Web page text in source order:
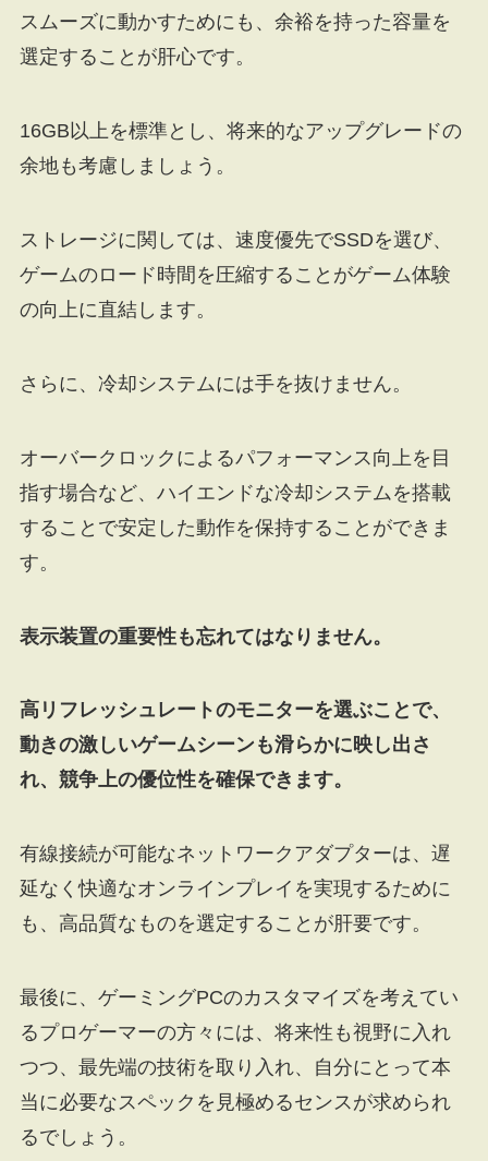
スムーズに動かすためにも、余裕を持った容量を
選定することが肝心です。
16GB以上を標準とし、将来的なアップグレードの
余地も考慮しましょう。
ストレージに関しては、速度優先でSSDを選び、
ゲームのロード時間を圧縮することがゲーム体験
の向上に直結します。
さらに、冷却システムには手を抜けません。
オーバークロックによるパフォーマンス向上を目
指す場合など、ハイエンドな冷却システムを搭載
することで安定した動作を保持することができま
す。
表示装置の重要性も忘れてはなりません。
高リフレッシュレートのモニターを選ぶことで、
動きの激しいゲームシーンも滑らかに映し出さ
れ、競争上の優位性を確保できます。
有線接続が可能なネットワークアダプターは、遅
延なく快適なオンラインプレイを実現するために
も、高品質なものを選定することが肝要です。
最後に、ゲーミングPCのカスタマイズを考えてい
るプロゲーマーの方々には、将来性も視野に入れ
つつ、最先端の技術を取り入れ、自分にとって本
当に必要なスペックを見極めるセンスが求められ
るでしょう。